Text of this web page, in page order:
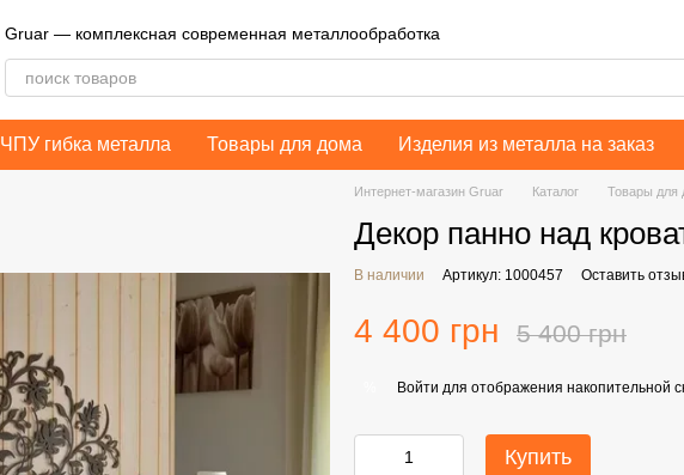
Gruar — комплексная современная металлообработка
ЧПУ гибка металла Товары для дома Изделия из металла на заказ
Интернет-магазин Gruar Каталог Товары для
Декор панно над
В наличии Артикул: 1000457 Оставить
4 400 грн 5 400 грн
Войти для отображения накопительной
Купить